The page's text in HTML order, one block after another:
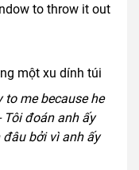
to throw it out
một xu dính túi
to me because he
Tôi đoán anh ấy
bởi vì anh ấy